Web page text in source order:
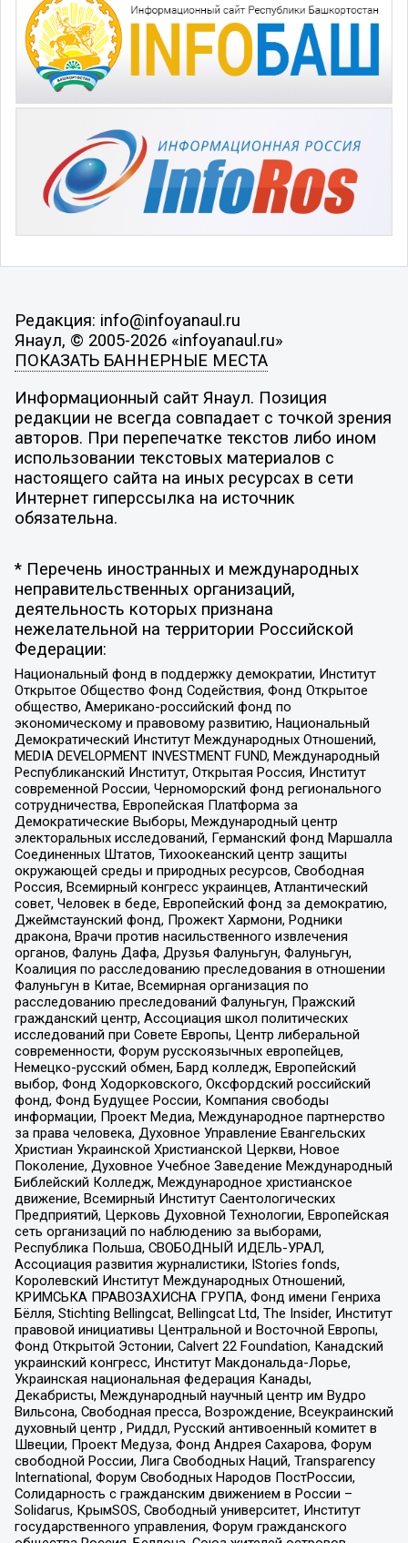
Редакция: info@infoyanaul.ru
Янаул, © 2005-2026 «infoyanaul.ru»
ПОКАЗАТЬ БАННЕРНЫЕ МЕСТА
Информационный сайт Янаул. Позиция
редакции не всегда совпадает с точкой зрения
авторов. При перепечатке текстов либо ином
использовании текстовых материалов с
настоящего сайта на иных ресурсах в сети
Интернет гиперссылка на источник
обязательна.
* Перечень иностранных и международных
неправительственных организаций,
деятельность которых признана
нежелательной на территории Российской
Федерации:
Национальный фонд в поддержку демократии, Институт
Открытое Общество Фонд Содействия, Фонд Открытое
общество, Американо-российский фонд по
экономическому и правовому развитию, Национальный
Демократический Институт Международных Отношений,
MEDIA DEVELOPMENT INVESTMENT FUND, Международный
Республиканский Институт, Открытая Россия, Институт
современной России, Черноморский фонд регионального
сотрудничества, Европейская Платформа за
Демократические Выборы, Международный центр
электоральных исследований, Германский фонд Маршалла
Соединенных Штатов, Тихоокеанский центр защиты
окружающей среды и природных ресурсов, Свободная
Россия, Всемирный конгресс украинцев, Атлантический
совет, Человек в беде, Европейский фонд за демократию,
Джеймстаунский фонд, Прожект Хармони, Родники
дракона, Врачи против насильственного извлечения
органов, Фалунь Дафа, Друзья Фалуньгун, Фалуньгун,
Коалиция по расследованию преследования в отношении
Фалуньгун в Китае, Всемирная организация по
расследованию преследований Фалуньгун, Пражский
гражданский центр, Ассоциация школ политических
исследований при Совете Европы, Центр либеральной
современности, Форум русскоязычных европейцев,
Немецко-русский обмен, Бард колледж, Европейский
выбор, Фонд Ходорковского, Оксфордский российский
фонд, Фонд Будущее России, Компания свободы
информации, Проект Медиа, Международное партнерство
за права человека, Духовное Управление Евангельских
Христиан Украинской Христианской Церкви, Новое
Поколение, Духовное Учебное Заведение Международный
Библейский Колледж, Международное христианское
движение, Всемирный Институт Саентологических
Предприятий, Церковь Духовной Технологии, Европейская
сеть организаций по наблюдению за выборами,
Республика Польша, СВОБОДНЫЙ ИДЕЛЬ-УРАЛ,
Ассоциация развития журналистики, IStories fonds,
Королевский Институт Международных Отношений,
КРИМСЬКА ПРАВОЗАХИСНА ГРУПА, Фонд имени Генриха
Бёлля, Stichting Bellingcat, Bellingcat Ltd, The Insider, Институт
правовой инициативы Центральной и Восточной Европы,
Фонд Открытой Эстонии, Calvert 22 Foundation, Канадский
украинский конгресс, Институт Макдональда-Лорье,
Украинская национальная федерация Канады,
Декабристы, Международный научный центр им Вудро
Вильсона, Свободная пресса, Возрождение, Всеукраинский
духовный центр , Риддл, Русский антивоенный комитет в
Швеции, Проект Медуза, Фонд Андрея Сахарова, Форум
свободной России, Лига Свободных Наций, Transparеncy
International, Форум Свободных Народов ПостРоссии,
Солидарность с гражданским движением в России –
Solidarus, КрымSOS, Свободный университет, Институт
государственного управления, Форум гражданского